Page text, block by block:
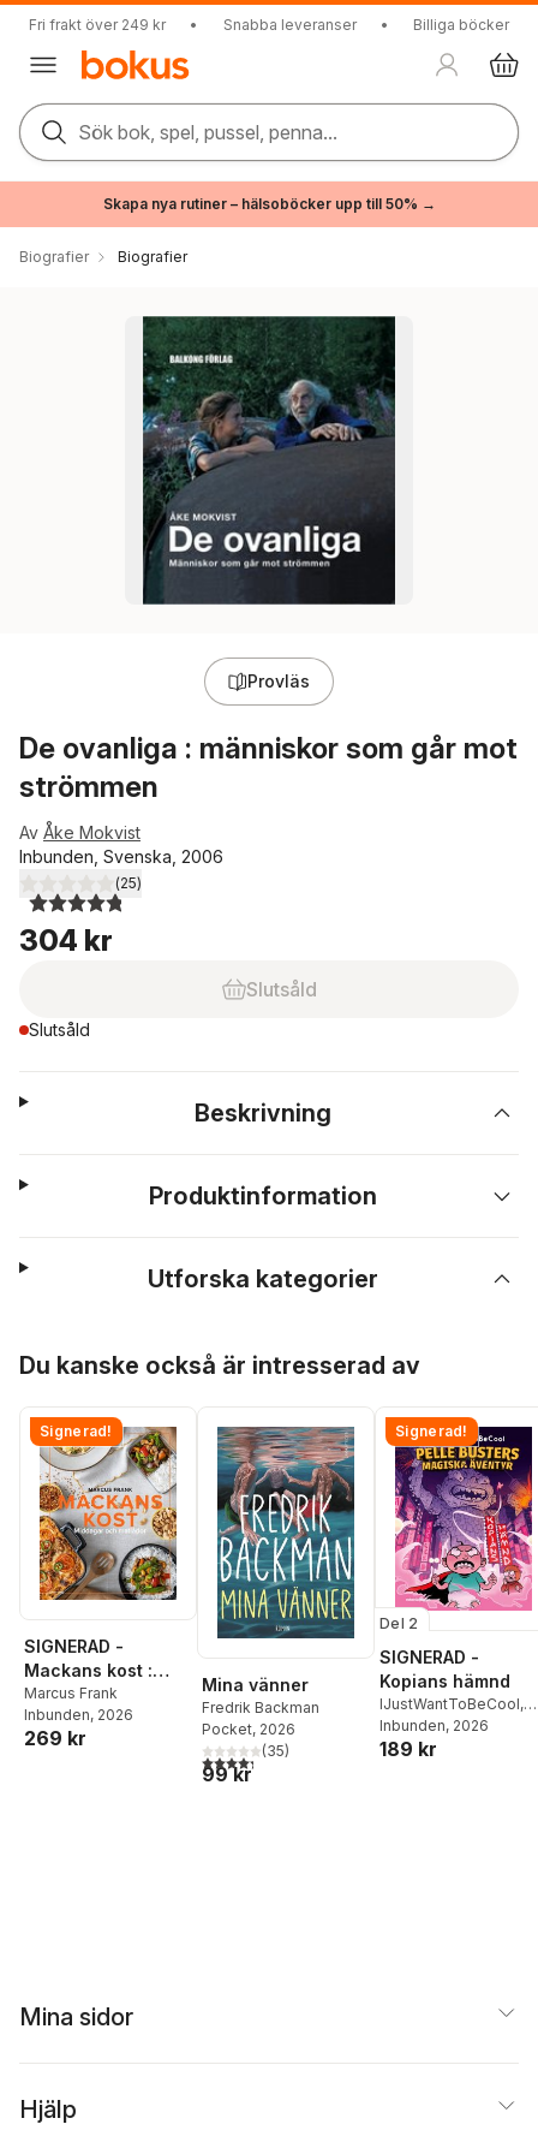
Fri frakt över 249 kr • Snabba leveranser • Billiga böcker
Sök bok, spel, pussel, penna...
Skapa nya rutiner – hälsoböcker upp till 50% →
Biografier Biografier
Provläs
De ovanliga : människor som går mot
strömmen
Av Åke Mokvist
Inbunden, Svenska, 2006
4,8utav 5 stjärnor. Totalt antal röster:
(25)
304 kr
Slutsåld
Slutsåld
Beskrivning
Produktinformation
Utforska kategorier
Du kanske också är intresserad av
Signerad!
SIGNERAD -
Mackans kost :
Middagar och
matlådor
Marcus Frank
Inbunden, 2026
269 kr
Mina vänner
Fredrik Backman
Pocket, 2026
4,3utav 5 stjärnor. Totalt antal röster:
(35)
99 kr
Signerad!
Del 2
SIGNERAD -
Kopians hämnd
IJustWantToBeCool,
Joel Adolphson
Ejdemo Beer
Inbunden, 2026
189 kr
Mina sidor
Hjälp